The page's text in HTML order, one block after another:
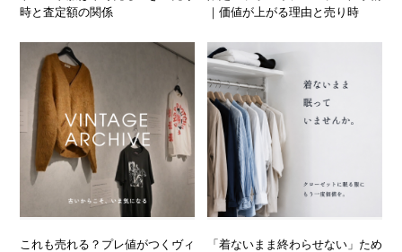
時と査定額の関係
｜価値が上がる理由と売り時
これも売れる？プレ値がつくヴィ
「着ないまま終わらせない」ため